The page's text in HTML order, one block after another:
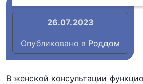
26.07.2023
Опубликовано в Роддом
В женской консультации